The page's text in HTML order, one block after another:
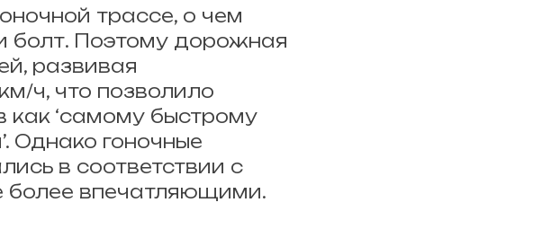
трассе, о чем
болт. Поэтому дорожная
развивая
ч, что позволило
как ‘самому быстрому
Однако гоночные
в соответствии с
более впечатляющими.